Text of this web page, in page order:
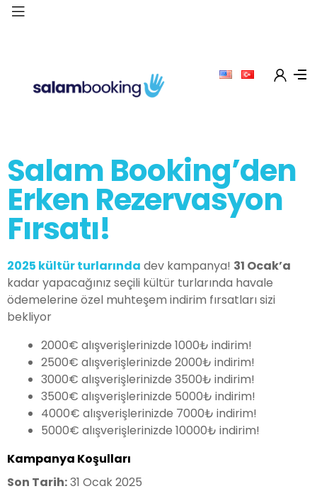
Salam Booking’den
Erken Rezervasyon
Fırsatı!
2025 kültür turlarında dev kampanya! 31 Ocak’a
kadar yapacağınız seçili kültür turlarında havale
ödemelerine özel muhteşem indirim fırsatları sizi
bekliyor
2000€ alışverişlerinizde 1000₺ indirim!
2500€ alışverişlerinizde 2000₺ indirim!
3000€ alışverişlerinizde 3500₺ indirim!
3500€ alışverişlerinizde 5000₺ indirim!
4000€ alışverişlerinizde 7000₺ indirim!
5000€ alışverişlerinizde 10000₺ indirim!
Kampanya Koşulları
Son Tarih:31 Ocak 2025